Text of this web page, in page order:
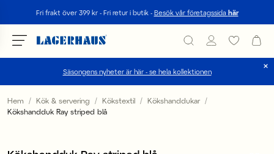
Fri frakt över 399 kr - Fri retur i butik - Besök vår företagssida här
Säsongens nyheter är här - se hela kollektionen
Välj språk / valuta
Hem Kök & servering Kökstextil
Kökshanddukar
Kökshandduk Ray striped blå